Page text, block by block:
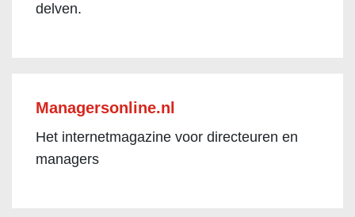
delven.
Managersonline.nl
Het internetmagazine voor directeuren en
managers